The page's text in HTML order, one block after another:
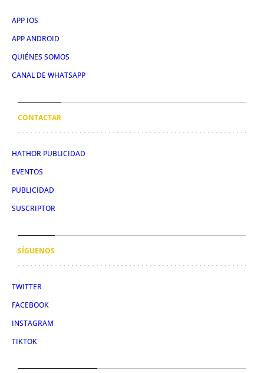
APP IOS
APP ANDROID
QUIÉNES SOMOS
CANAL DE WHATSAPP
CONTACTAR
HATHOR PUBLICIDAD
EVENTOS
PUBLICIDAD
SUSCRIPTOR
SÍGUENOS
TWITTER
FACEBOOK
INSTAGRAM
TIKTOK